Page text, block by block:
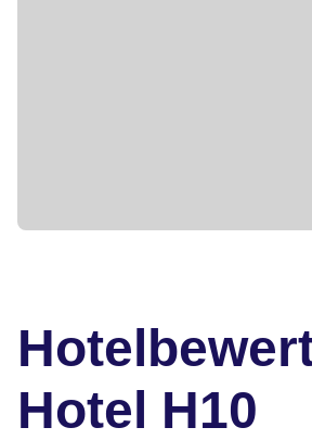
Hotel H10